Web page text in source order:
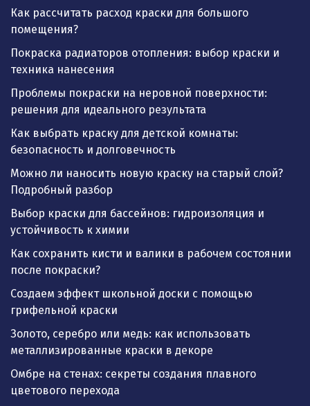
Как рассчитать расход краски для большого
помещения?
Покраска радиаторов отопления: выбор краски и
техника нанесения
Проблемы покраски на неровной поверхности:
решения для идеального результата
Как выбрать краску для детской комнаты:
безопасность и долговечность
Можно ли наносить новую краску на старый слой?
Подробный разбор
Выбор краски для бассейнов: гидроизоляция и
устойчивость к химии
Как сохранить кисти и валики в рабочем состоянии
после покраски?
Создаем эффект школьной доски с помощью
грифельной краски
Золото, серебро или медь: как использовать
металлизированные краски в декоре
Омбре на стенах: секреты создания плавного
цветового перехода